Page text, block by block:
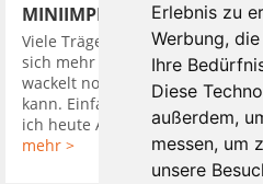
Erlebnis zu
Werbung,
Ihre
Diese
außerdem,
messen, um
unsere
MINIIMPLANTATE UND DIE
Viele Träger von
sich mehr Halt. Einen
wackelt noch drückt. Einen mit
kann. Einfach so wie früher, als
ich heute Appetit? und ...
mehr >